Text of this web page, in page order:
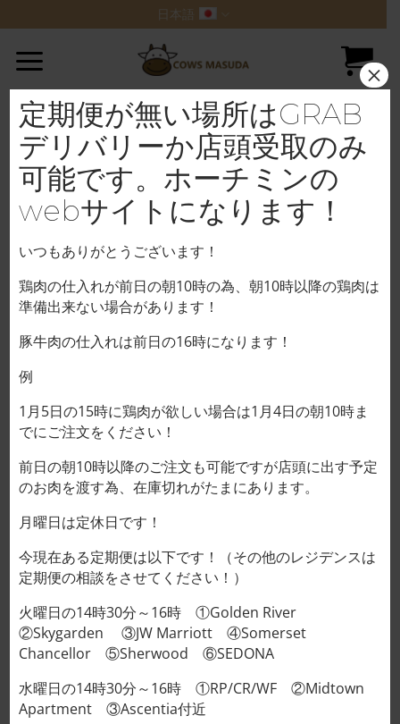
to
content
日本語
ホーム / 牛肉
牛タンバーグ 우설 햄버그 스테
이크 HAMBERGER (210g)
70,000VND/1つ
サイズ （袋）
定期便が無い場所はGRAB
デリバリーか店頭受取のみ
可能です。ホーチミンの
webサイトになります！
いつもありがとうございます！
鶏肉の仕入れが前日の朝10時の為、朝10時以降の鶏肉は
準備出来ない場合があります！
豚牛肉の仕入れは前日の16時になります！
例
1月5日の15時に鶏肉が欲しい場合は1月4日の朝10時ま
でにご注文をください！
前日の朝10時以降のご注文も可能ですが店頭に出す予定
のお肉を渡す為、在庫切れがたまにあります。
月曜日は定休日です！
今現在ある定期便は以下です！（その他のレジデンスは
定期便の相談をさせてください！）
火曜日の14時30分～16時 ①Golden River
②Skygarden ③JW Marriott ④Somerset
Chancellor ⑤Sherwood ⑥SEDONA
水曜日の14時30分～16時 ①RP/CR/WF ②Midtown
Apartment ③Ascentia付近
×